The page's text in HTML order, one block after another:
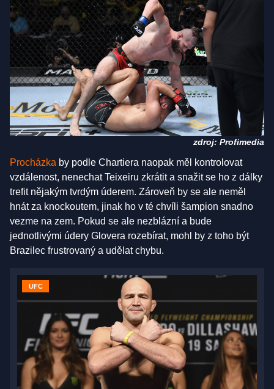
zdroj: Profimedia
Procházka by podle Chartiera naopak měl kontrolovat
vzdálenost, nenechat Teixeiru zkrátit a snažit se ho z dálky
trefit nějakým tvrdým úderem. Zároveň by se ale neměl
hnát za knockoutem, jinak ho v té chvíli šampion snadno
vezme na zem. Pokud se ale nezblázní a bude
jednotlivými údery Glovera rozebírat, mohl by z toho být
Brazilec frustrovaný a udělat chybu.
UFC